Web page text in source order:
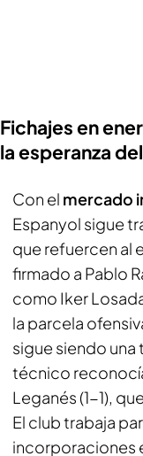
Fichajes en
la esperanza
Con el mercado
Espanyol sigue
que refuercen al
firmado a Pablo
como Iker
la parcela
sigue siendo
técnico
Leganés (1-1),
El club trabaja
incorporaciones